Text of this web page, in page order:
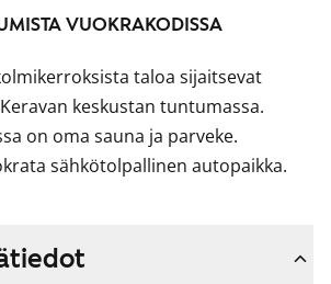
VUOKRAKODISSA
taloa sijaitsevat
keskustan tuntumassa.
on oma sauna ja parveke.
sähkötolpallinen autopaikka.